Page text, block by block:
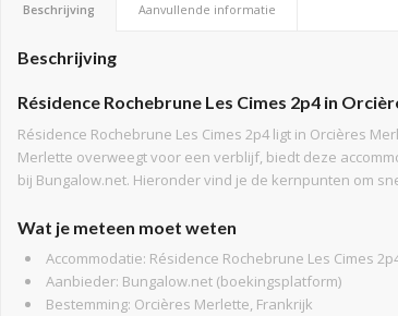
Beschrijving Aanvullende informatie
Beschrijving
Résidence Rochebrune Les Cimes 2p4 in
Résidence Rochebrune Les Cimes 2p4 ligt in Orcières
Merlette overweegt voor een verblijf, biedt deze
bij Bungalow.net. Hieronder vind je de kernpunten om
Wat je meteen moet weten
Accommodatie: Résidence Rochebrune Les Cimes
Aanbieder: Bungalow.net (boekingsplatform)
Bestemming: Orcières Merlette, Frankrijk